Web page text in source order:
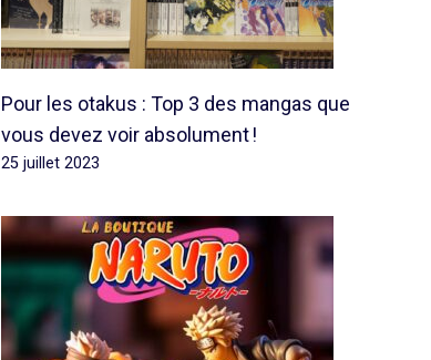
Pour les otakus : Top 3 des mangas que
vous devez voir absolument !
25 juillet 2023